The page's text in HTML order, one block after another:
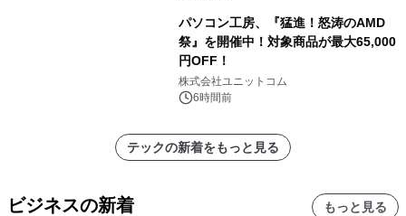
パソコン工房、『猛進！怒涛のAMD
祭』を開催中！対象商品が最大65,000
円OFF！
株式会社ユニットコム
6時間前
テックの新着をもっと見る
ビジネスの新着 もっと見る